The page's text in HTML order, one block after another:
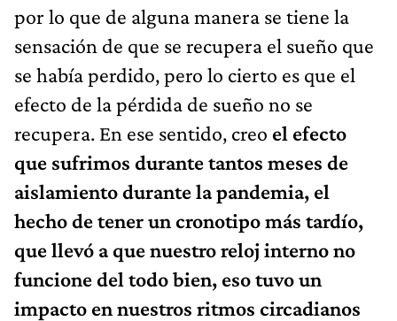
por lo que de alguna manera se tiene la
sensación de que se recupera el sueño que
se había perdido, pero lo cierto es que el
efecto de la pérdida de sueño no se
recupera. En ese sentido, creo el efecto
que sufrimos durante tantos meses de
aislamiento durante la pandemia, el
hecho de tener un cronotipo más tardío,
que llevó a que nuestro reloj interno no
funcione del todo bien, eso tuvo un
impacto en nuestros ritmos circadianos